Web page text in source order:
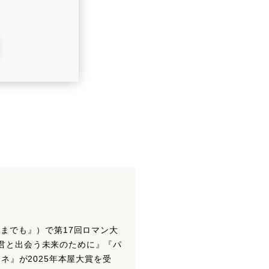
でも』）で第17回ロマン大
と出会う未来のために』『パ
』が2025年本屋大賞を受